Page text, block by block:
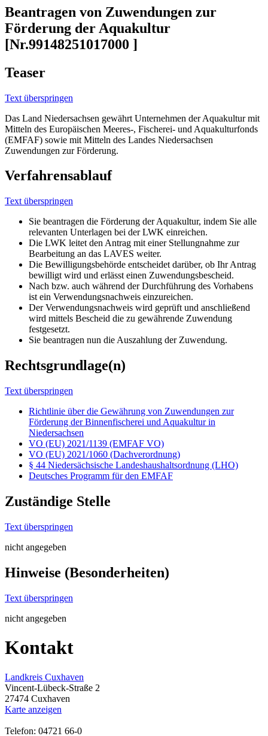
Beantragen von Zuwendungen zur
Förderung der Aquakultur
[Nr.99148251017000 ]
Teaser
Text überspringen
Das Land Niedersachsen gewährt Unternehmen der Aquakultur mit
Mitteln des Europäischen Meeres-, Fischerei- und Aquakulturfonds
(EMFAF) sowie mit Mitteln des Landes Niedersachsen
Zuwendungen zur Förderung.
Verfahrensablauf
Text überspringen
Sie beantragen die Förderung der Aquakultur, indem Sie alle
relevanten Unterlagen bei der LWK einreichen.
Die LWK leitet den Antrag mit einer Stellungnahme zur
Bearbeitung an das LAVES weiter.
Die Bewilligungsbehörde entscheidet darüber, ob Ihr Antrag
bewilligt wird und erlässt einen Zuwendungsbescheid.
Nach bzw. auch während der Durchführung des Vorhabens
ist ein Verwendungsnachweis einzureichen.
Der Verwendungsnachweis wird geprüft und anschließend
wird mittels Bescheid die zu gewährende Zuwendung
festgesetzt.
Sie beantragen nun die Auszahlung der Zuwendung.
Rechtsgrundlage(n)
Text überspringen
Richtlinie über die Gewährung von Zuwendungen zur
Förderung der Binnenfischerei und Aquakultur in
Niedersachsen
VO (EU) 2021/1139 (EMFAF VO)
VO (EU) 2021/1060 (Dachverordnung)
§ 44 Niedersächsische Landeshaushaltsordnung (LHO)
Deutsches Programm für den EMFAF
Zuständige Stelle
Text überspringen
nicht angegeben
Hinweise (Besonderheiten)
Text überspringen
nicht angegeben
Kontakt
Landkreis Cuxhaven
Vincent-Lübeck-Straße 2
27474 Cuxhaven
Karte anzeigen
Telefon: 04721 66-0